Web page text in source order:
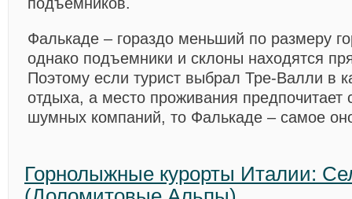
Фалькаде – гораздо меньший по размеру
однако подъемники и склоны находятся
Поэтому если турист выбрал Тре-Валли в
отдыха, а место проживания предпочитает
шумных компаний, то Фалькаде – самое
Горнолыжные курорты Италии: